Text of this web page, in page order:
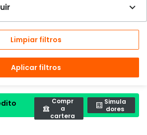
Limpiar filtros
Aplicar filtros
Compr
a
cartera
Simula
dores